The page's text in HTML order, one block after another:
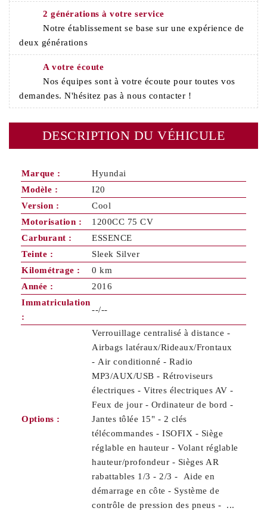
2 générations à votre service
Notre établissement se base sur une expérience de
deux générations
A votre écoute
Nos équipes sont à votre écoute pour toutes vos
demandes. N'hésitez pas à nous contacter !
DESCRIPTION DU VÉHICULE
Marque :
Hyundai
Modèle :
I20
Version :
Cool
Motorisation :
1200CC 75 CV
Carburant :
ESSENCE
Teinte :
Sleek Silver
Kilométrage :
0 km
Année :
2016
Immatriculation
:
--/--
Options :
Verrouillage centralisé à distance -
Airbags latéraux/Rideaux/Frontaux
- Air conditionné - Radio
MP3/AUX/USB - Rétroviseurs
électriques - Vitres électriques AV -
Feux de jour - Ordinateur de bord -
Jantes tôlée 15" - 2 clés
télécommandes - ISOFIX - Siège
réglable en hauteur - Volant réglable
hauteur/profondeur - Sièges AR
rabattables 1/3 - 2/3 - Aide en
démarrage en côte - Système de
contrôle de pression des pneus - ...